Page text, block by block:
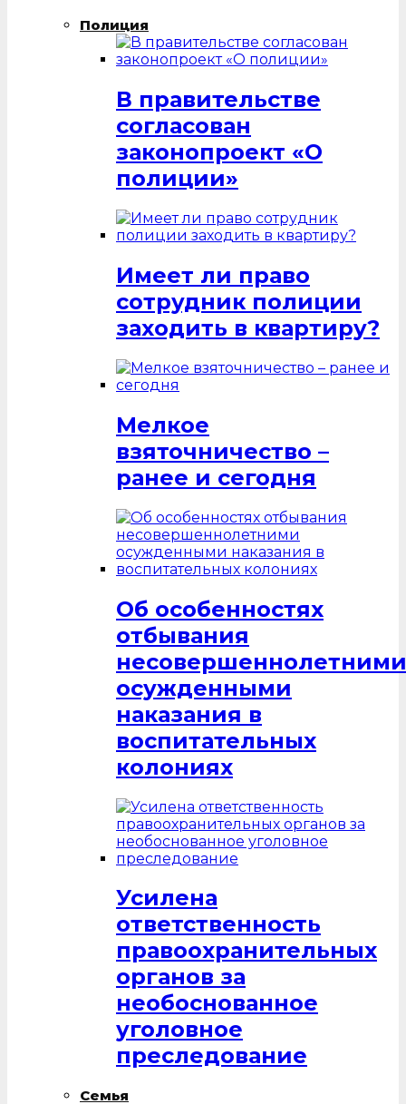
Полиция
В правительстве
согласован
законопроект «О
полиции»
Имеет ли право
сотрудник полиции
заходить в квартиру?
Мелкое
взяточничество –
ранее и сегодня
Об особенностях
отбывания
несовершеннолетними
осужденными
наказания в
воспитательных
колониях
Усилена
ответственность
правоохранительных
органов за
необоснованное
уголовное
преследование
Семья